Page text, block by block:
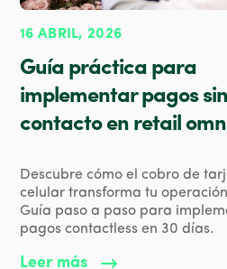
16 ABRIL, 2026
Guía práctica para
implementar pagos sin
contacto en retail
Descubre cómo el cobro de
celular transforma tu
Guía paso a paso para
pagos contactless en 30 días.
Leer más